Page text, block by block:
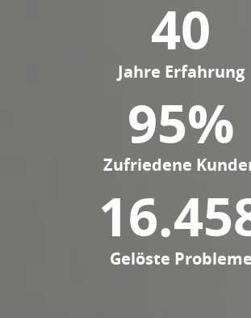
40
Jahre Erfahrung
95%
Zufriedene
Gelöste Probleme